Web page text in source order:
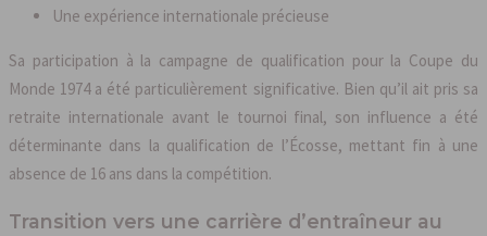
Une expérience internationale précieuse
Sa participation à la campagne de qualification pour la Coupe du
Monde 1974 a été particulièrement significative. Bien qu’il ait pris sa
retraite internationale avant le tournoi final, son influence a été
déterminante dans la qualification de l’Écosse, mettant fin à une
absence de 16 ans dans la compétition.
Transition vers une carrière d’entraîneur au